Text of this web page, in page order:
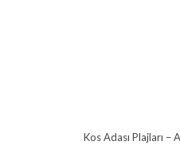
Kos Adası Plajları –